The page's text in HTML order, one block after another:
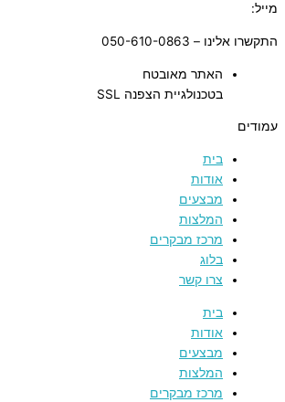
מייל:
התקשרו אלינו – 050-610-0863
האתר מאובטח
בטכנולגיית הצפנה SSL
עמודים
בית
אודות
מבצעים
המלצות
מרכז מבקרים
בלוג
צרו קשר
בית
אודות
מבצעים
המלצות
מרכז מבקרים